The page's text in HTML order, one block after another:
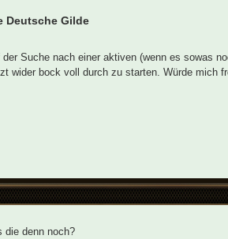
Deutsche Gilde
der Suche nach einer aktiven (wenn es sowas
wider bock voll durch zu starten. Würde mich
die denn noch?